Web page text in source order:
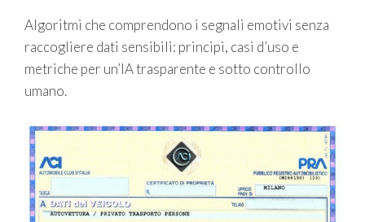
Algoritmi che comprendono i segnali emotivi senza
raccogliere dati sensibili: principi, casi d’uso e
metriche per un’IA trasparente e sotto controllo
umano.